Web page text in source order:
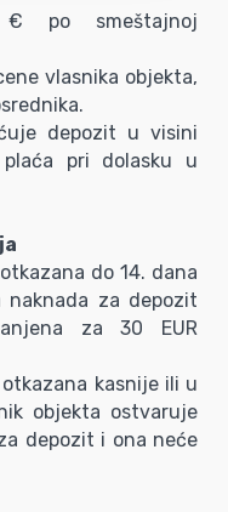
po smeštajnoj
vlasnika objekta,
depozit u visini
pri dolasku u
do 14. dana
naknada za depozit
za 30 EUR
kasnije ili u
objekta ostvaruje
depozit i ona neće